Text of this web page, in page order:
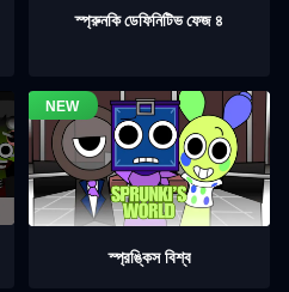
স্প্রুনকি ডেফিনিটিভ ফেজ ৪
স্প্রঙ্কিস বিশ্ব